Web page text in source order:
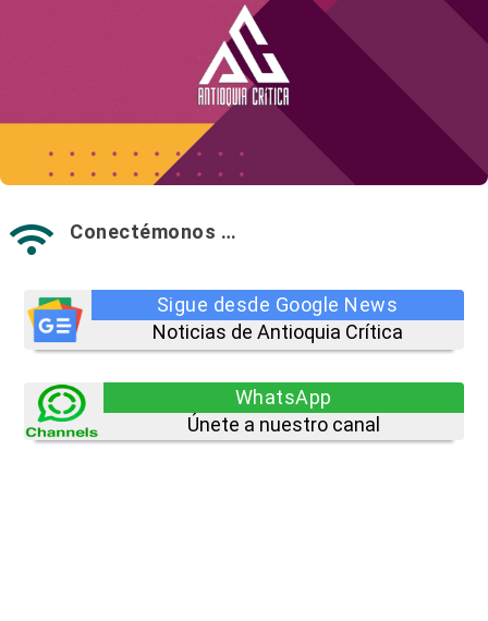
 Conectémonos …
Sigue desde Google News
Noticias de Antioquia Crítica
WhatsApp
Únete a nuestro canal